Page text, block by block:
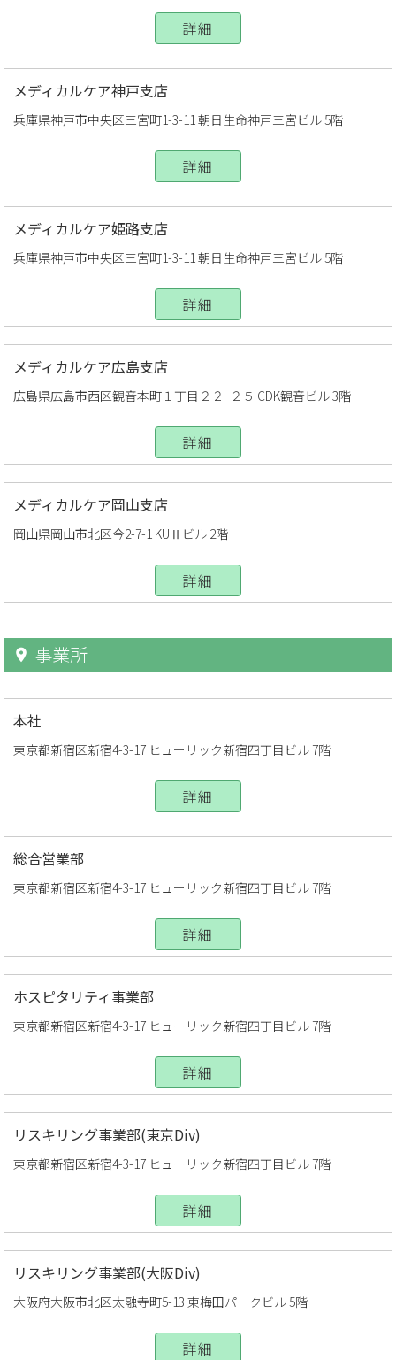
詳細
メディカルケア神戸支店
兵庫県神戸市中央区三宮町1-3-11 朝日生命神戸三宮ビル 5階
詳細
メディカルケア姫路支店
兵庫県神戸市中央区三宮町1-3-11 朝日生命神戸三宮ビル 5階
詳細
メディカルケア広島支店
広島県広島市西区観音本町１丁目２２−２５ CDK観音ビル 3階
詳細
メディカルケア岡山支店
岡山県岡山市北区今2-7-1 KUⅡビル 2階
詳細
事業所
本社
東京都新宿区新宿4-3-17 ヒューリック新宿四丁目ビル 7階
詳細
総合営業部
東京都新宿区新宿4-3-17 ヒューリック新宿四丁目ビル 7階
詳細
ホスピタリティ事業部
東京都新宿区新宿4-3-17 ヒューリック新宿四丁目ビル 7階
詳細
リスキリング事業部(東京Div)
東京都新宿区新宿4-3-17 ヒューリック新宿四丁目ビル 7階
詳細
リスキリング事業部(大阪Div)
大阪府大阪市北区太融寺町5-13 東梅田パークビル 5階
詳細